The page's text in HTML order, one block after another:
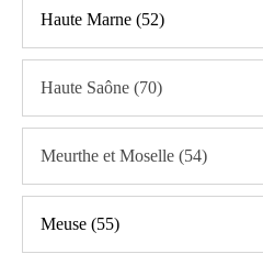
Haute Marne (52)
Haute Saône (70)
Meurthe et Moselle (54)
Meuse (55)